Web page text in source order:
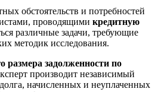
обстоятельств и потребностей
проводящими кредитную
различные задачи, требующие
методик исследования.
размера задолженности по
производит независимый
начисленных и неуплаченных